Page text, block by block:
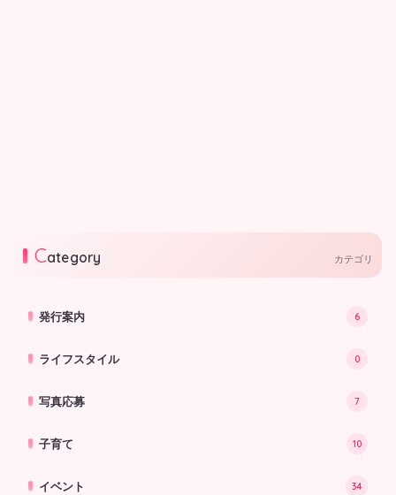
さい。
Category カテゴリ
発行案内 6
ライフスタイル 0
写真応募 7
子育て 10
イベント 34